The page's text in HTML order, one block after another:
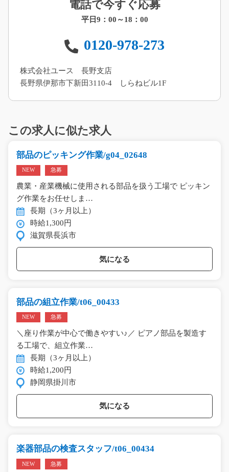
電話で今すぐ応募
平日9：00～18：00
0120-978-273
株式会社ユース 長野支店
長野県伊那市下新田3110-4 しらねビル1F
この求人に似た求人
部品のピッキング作業/g04_02648
NEW 急募
農業・産業機械に使用される部品を扱う工場で ピッキン
グ作業をお任せしま…
長期（3ヶ月以上）
時給1,300円
滋賀県長浜市
気になる
部品の組立作業/t06_00433
NEW 急募
＼座り作業が中心で働きやすい♪／ ピアノ部品を製造す
る工場で、組立作業…
長期（3ヶ月以上）
時給1,200円
静岡県掛川市
気になる
楽器部品の検査スタッフ/t06_00434
NEW 急募